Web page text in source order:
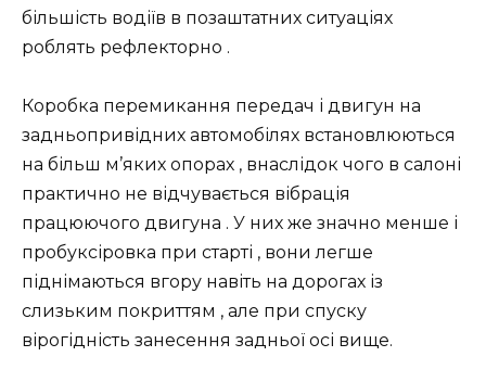
більшість водіїв в позаштатних ситуаціях
роблять рефлекторно .
Коробка перемикання передач і двигун на
задньопривідних автомобілях встановлюються
на більш м’яких опорах , внаслідок чого в салоні
практично не відчувається вібрація
працюючого двигуна . У них же значно менше і
пробуксіровка при старті , вони легше
піднімаються вгору навіть на дорогах із
слизьким покриттям , але при спуску
вірогідність занесення задньої осі вище.